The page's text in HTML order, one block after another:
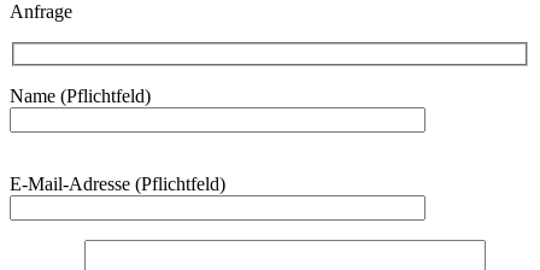
Anfrage
Name (Pflichtfeld)
lasse
E-Mail-Adresse (Pflichtfeld)